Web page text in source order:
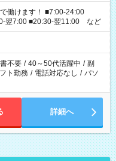
働けます！ ■7:00-24:00
翌7:00 ■20:30-翌11:00 など
不要 / 40～50代活躍中 / 副
ト勤務 / 電話対応なし / パソ
詳細へ